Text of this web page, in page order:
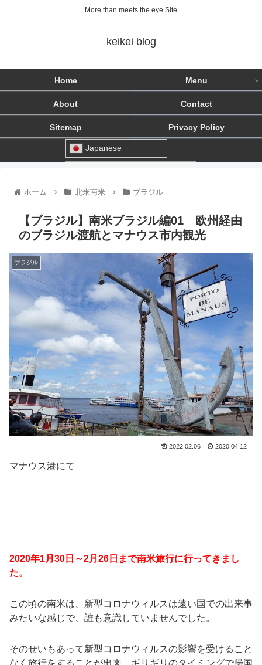
More than meets the eye Site
keikei blog
Home Menu
About Contact
Sitemap Privacy Policy
Japanese
ホーム 北米南米 ブラジル
【ブラジル】南米ブラジル編01 欧州経由
のブラジル渡航とマナウス市内観光
ブラジル
2022.02.06 2020.04.12
マナウス港にて
2020年1月30日～2月26日まで南米旅行に行ってきまし
た。
この頃の南米は、新型コロナウィルスは遠い国での出来事
みたいな感じで、誰も意識していませんでした。
そのせいもあって新型コロナウィルスの影響を受けること
なく旅行をすることが出来、ギリギリのタイミングで帰国